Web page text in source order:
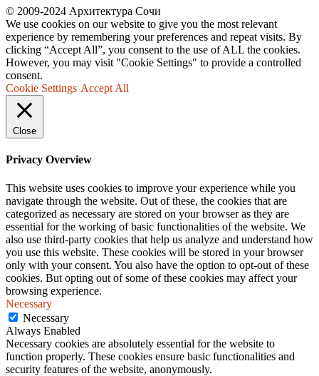
© 2009-2024 Архитектура Сочи
We use cookies on our website to give you the most relevant
experience by remembering your preferences and repeat visits. By
clicking “Accept All”, you consent to the use of ALL the cookies.
However, you may visit "Cookie Settings" to provide a controlled
consent.
Cookie Settings Accept All
Close
Privacy Overview
This website uses cookies to improve your experience while you
navigate through the website. Out of these, the cookies that are
categorized as necessary are stored on your browser as they are
essential for the working of basic functionalities of the website. We
also use third-party cookies that help us analyze and understand how
you use this website. These cookies will be stored in your browser
only with your consent. You also have the option to opt-out of these
cookies. But opting out of some of these cookies may affect your
browsing experience.
Necessary
Necessary
Always Enabled
Necessary cookies are absolutely essential for the website to
function properly. These cookies ensure basic functionalities and
security features of the website, anonymously.